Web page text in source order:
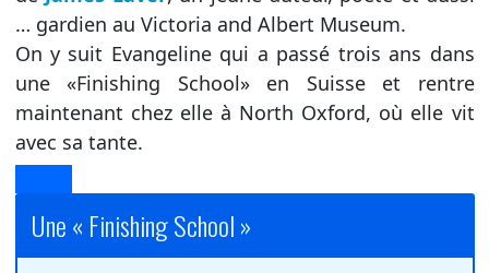
… gardien au Victoria and Albert Museum.
On y suit Evangeline qui a passé trois ans dans
une «Finishing School» en Suisse et rentre
maintenant chez elle à North Oxford, où elle vit
avec sa tante.
Une « Finishing School »